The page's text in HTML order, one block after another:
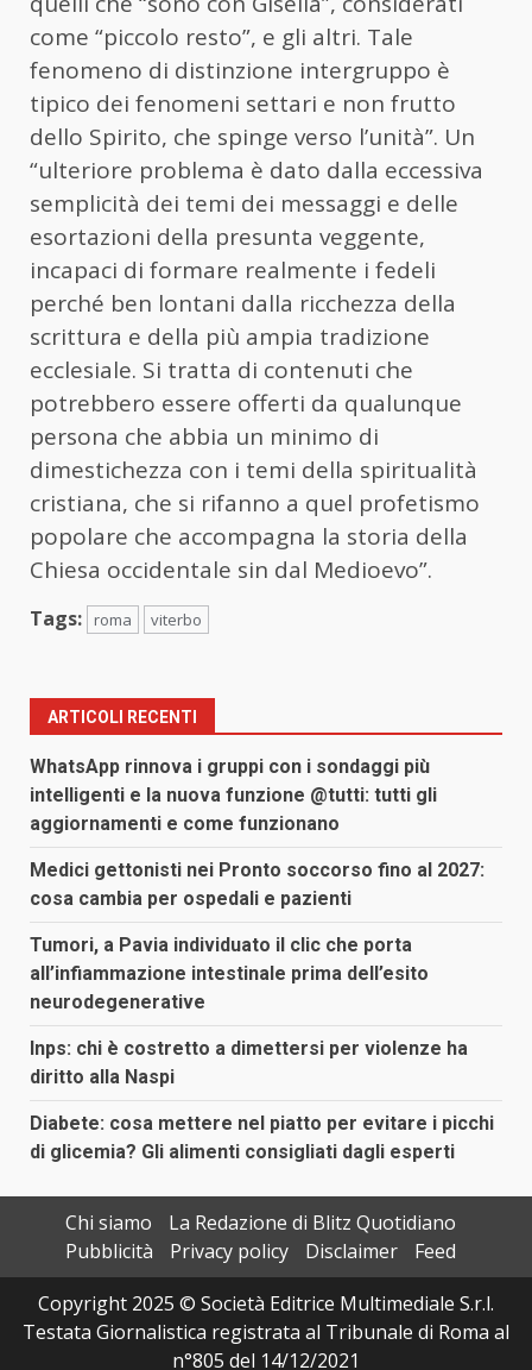
come “piccolo resto”, e gli altri. Tale
fenomeno di distinzione intergruppo è
tipico dei fenomeni settari e non frutto
dello Spirito, che spinge verso l’unità”. Un
“ulteriore problema è dato dalla eccessiva
semplicità dei temi dei messaggi e delle
esortazioni della presunta veggente,
incapaci di formare realmente i fedeli
perché ben lontani dalla ricchezza della
scrittura e della più ampia tradizione
ecclesiale. Si tratta di contenuti che
potrebbero essere offerti da qualunque
persona che abbia un minimo di
dimestichezza con i temi della spiritualità
cristiana, che si rifanno a quel profetismo
popolare che accompagna la storia della
Chiesa occidentale sin dal Medioevo”.
Tags: roma viterbo
ARTICOLI RECENTI
WhatsApp rinnova i gruppi con i sondaggi più
intelligenti e la nuova funzione @tutti: tutti gli
aggiornamenti e come funzionano
Medici gettonisti nei Pronto soccorso fino al 2027:
cosa cambia per ospedali e pazienti
Tumori, a Pavia individuato il clic che porta
all’infiammazione intestinale prima dell’esito
neurodegenerative
Inps: chi è costretto a dimettersi per violenze ha
diritto alla Naspi
Diabete: cosa mettere nel piatto per evitare i picchi
di glicemia? Gli alimenti consigliati dagli esperti
Chi siamo
La Redazione di Blitz Quotidiano
Pubblicità
Privacy policy Disclaimer
Feed
Copyright 2025 © Società Editrice Multimediale S.r.l.
Testata Giornalistica registrata al Tribunale di Roma al
n°805 del 14/12/2021